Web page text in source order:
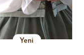
Yeni